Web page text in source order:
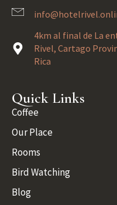
4km al final de La
Rivel, Cartago
Rica
Quick Links
Coffee
Our Place
Rooms
Bird Watching
Blog